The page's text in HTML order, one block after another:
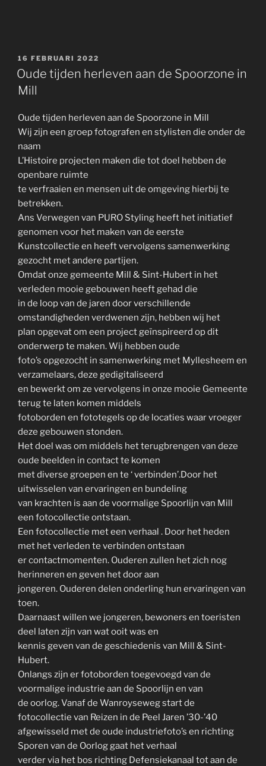
GEPLAATST
OP
16 FEBRUARI 2022
Oude tijden herleven aan de Spoorzone in
Mill
Oude tijden herleven aan de Spoorzone in Mill
Wij zijn een groep fotografen en stylisten die onder de
naam
L’Histoire projecten maken die tot doel hebben de
openbare ruimte
te verfraaien en mensen uit de omgeving hierbij te
betrekken.
Ans Verwegen van PURO Styling heeft het initiatief
genomen voor het maken van de eerste
Kunstcollectie en heeft vervolgens samenwerking
gezocht met andere partijen.
Omdat onze gemeente Mill & Sint-Hubert in het
verleden mooie gebouwen heeft gehad die
in de loop van de jaren door verschillende
omstandigheden verdwenen zijn, hebben wij het
plan opgevat om een project geïnspireerd op dit
onderwerp te maken. Wij hebben oude
foto’s opgezocht in samenwerking met Myllesheem en
verzamelaars, deze gedigitaliseerd
en bewerkt om ze vervolgens in onze mooie Gemeente
terug te laten komen middels
fotoborden en fototegels op de locaties waar vroeger
deze gebouwen stonden.
Het doel was om middels het terugbrengen van deze
oude beelden in contact te komen
met diverse groepen en te ‘ verbinden’.Door het
uitwisselen van ervaringen en bundeling
van krachten is aan de voormalige Spoorlijn van Mill
een fotocollectie ontstaan.
Een fotocollectie met een verhaal . Door het heden
met het verleden te verbinden ontstaan
er contactmomenten. Ouderen zullen het zich nog
herinneren en geven het door aan
jongeren. Ouderen delen onderling hun ervaringen van
toen.
Daarnaast willen we jongeren, bewoners en toeristen
deel laten zijn van wat ooit was en
kennis geven van de geschiedenis van Mill & Sint-
Hubert.
Onlangs zijn er fotoborden toegevoegd van de
voormalige industrie aan de Spoorlijn en van
de oorlog. Vanaf de Wanroyseweg start de
fotocollectie van Reizen in de Peel Jaren ’30-’40
afgewisseld met de oude industriefoto’s en richting
Sporen van de Oorlog gaat het verhaal
verder via het bos richting Defensiekanaal tot aan de